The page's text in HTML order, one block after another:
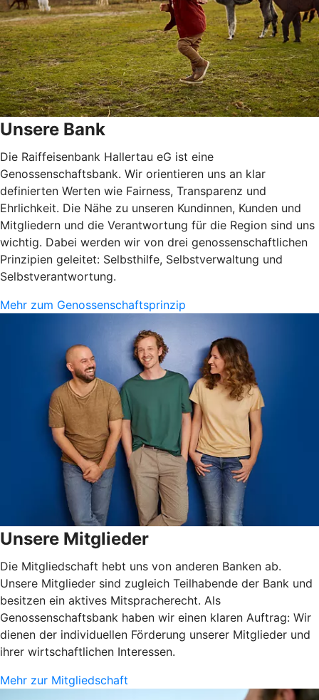
Unsere Bank
Die Raiffeisenbank Hallertau eG ist eine
Genossenschaftsbank. Wir orientieren uns an klar
definierten Werten wie Fairness, Transparenz und
Ehrlichkeit. Die Nähe zu unseren Kundinnen, Kunden und
Mitgliedern und die Verantwortung für die Region sind uns
wichtig. Dabei werden wir von drei genossenschaftlichen
Prinzipien geleitet: Selbsthilfe, Selbstverwaltung und
Selbstverantwortung.
Mehr zum Genossenschaftsprinzip
Unsere Mitglieder
Die Mitgliedschaft hebt uns von anderen Banken ab.
Unsere Mitglieder sind zugleich Teilhabende der Bank und
besitzen ein aktives Mitspracherecht. Als
Genossenschaftsbank haben wir einen klaren Auftrag: Wir
dienen der individuellen Förderung unserer Mitglieder und
ihrer wirtschaftlichen Interessen.
Mehr zur Mitgliedschaft